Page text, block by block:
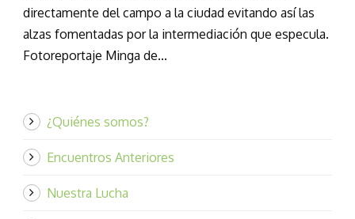
directamente del campo a la ciudad evitando así las
alzas fomentadas por la intermediación que especula.
Fotoreportaje Minga de...
¿Quiénes somos?
Encuentros Anteriores
Nuestra Lucha